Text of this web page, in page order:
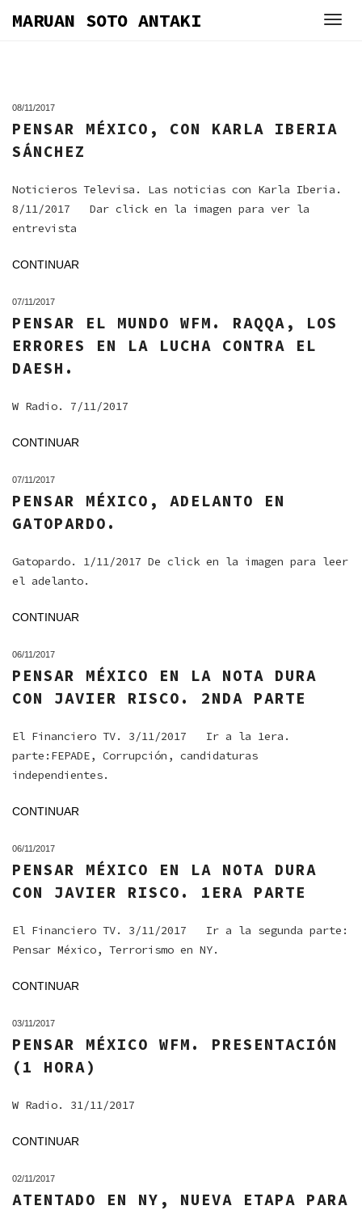
MARUAN SOTO ANTAKI
08/11/2017
PENSAR MÉXICO, CON KARLA IBERIA
SÁNCHEZ
Noticieros Televisa. Las noticias con Karla Iberia.
8/11/2017 Dar click en la imagen para ver la
entrevista
CONTINUAR
07/11/2017
PENSAR EL MUNDO WFM. RAQQA, LOS
ERRORES EN LA LUCHA CONTRA EL
DAESH.
W Radio. 7/11/2017
CONTINUAR
07/11/2017
PENSAR MÉXICO, ADELANTO EN
GATOPARDO.
Gatopardo. 1/11/2017 De click en la imagen para leer
el adelanto.
CONTINUAR
06/11/2017
PENSAR MÉXICO EN LA NOTA DURA
CON JAVIER RISCO. 2NDA PARTE
El Financiero TV. 3/11/2017 Ir a la 1era.
parte:FEPADE, Corrupción, candidaturas
independientes.
CONTINUAR
06/11/2017
PENSAR MÉXICO EN LA NOTA DURA
CON JAVIER RISCO. 1ERA PARTE
El Financiero TV. 3/11/2017 Ir a la segunda parte:
Pensar México, Terrorismo en NY.
CONTINUAR
03/11/2017
PENSAR MÉXICO WFM. PRESENTACIÓN
(1 HORA)
W Radio. 31/11/2017
CONTINUAR
02/11/2017
ATENTADO EN NY, NUEVA ETAPA PARA